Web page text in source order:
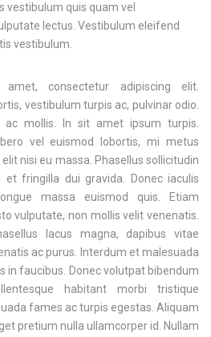
vestibulum quis quam vel
lectus. Vestibulum eleifend
vestibulum.
consectetur adipiscing elit.
vestibulum turpis ac, pulvinar odio.
mollis. In sit amet ipsum turpis.
vel euismod lobortis, mi metus
nisi eu massa. Phasellus sollicitudin
et fringilla dui gravida. Donec iaculis
massa euismod quis. Etiam
vulputate, non mollis velit venenatis.
lacus magna, dapibus vitae
ac purus. Interdum et malesuada
in faucibus. Donec volutpat bibendum
habitant morbi tristique
fames ac turpis egestas. Aliquam
pretium nulla ullamcorper id. Nullam